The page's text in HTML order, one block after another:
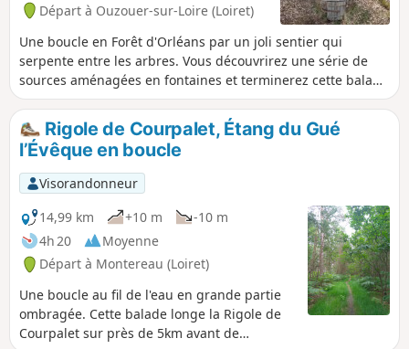
Départ à Ouzouer-sur-Loire (Loiret)
Une boucle en Forêt d'Orléans par un joli sentier qui
serpente entre les arbres. Vous découvrirez une série de
sources aménagées en fontaines et terminerez cette balade
au carrefour de la Résistance, lieu chargé d'histoire de la
seconde guerre mondiale. Un monument y est érigé à la
mémoire des maquisards morts pour la France.
Rigole de Courpalet, Étang du Gué
l’Évêque en boucle
Visorandonneur
14,99 km
+10 m
-10 m
4h 20
Moyenne
Départ à Montereau (Loiret)
Une boucle au fil de l'eau en grande partie
ombragée. Cette balade longe la Rigole de
Courpalet sur près de 5km avant de